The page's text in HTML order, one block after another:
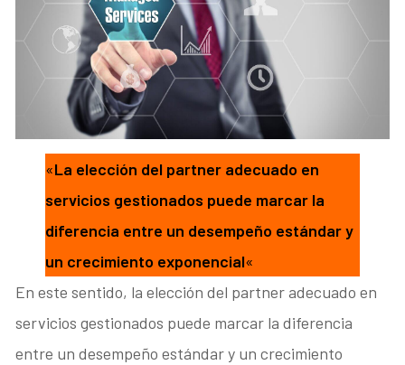
«La elección del partner adecuado en
servicios gestionados puede marcar la
diferencia entre un desempeño estándar y
un crecimiento exponencial«
En este sentido, la elección del partner adecuado en
servicios gestionados puede marcar la diferencia
entre un desempeño estándar y un crecimiento